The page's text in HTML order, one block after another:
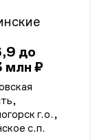
до
млн ₽
г.о.,
с.п.